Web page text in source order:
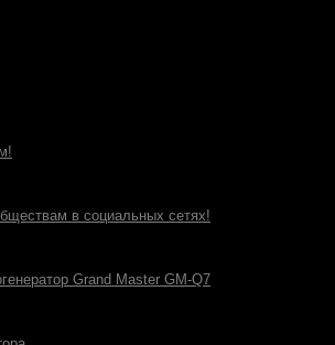
в социальных сетях!
Grand Master GM-Q7